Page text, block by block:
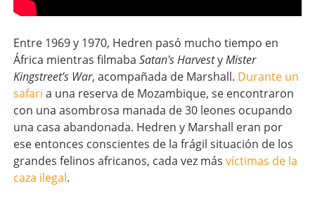
Entre 1969 y 1970, Hedren pasó mucho tiempo en
África mientras filmaba Satan's HarvestyMister
Kingstreet’s War, acompañada de Marshall. Durante un
safari a una reserva de Mozambique, se encontraron
con una asombrosa manada de 30 leones ocupando
una casa abandonada. Hedren y Marshall eran por
ese entonces conscientes de la frágil situación de los
grandes felinos africanos, cada vez más víctimas de la
caza ilegal.